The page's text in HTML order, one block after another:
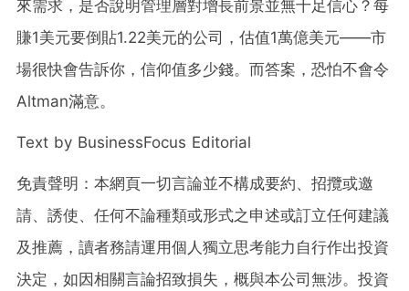
來需求，是否說明管理層對增長前景並無十足信心？每
賺1美元要倒貼1.22美元的公司，估值1萬億美元——市
場很快會告訴你，信仰值多少錢。而答案，恐怕不會令
Altman滿意。
Text by BusinessFocus Editorial
免責聲明：本網頁一切言論並不構成要約、招攬或邀
請、誘使、任何不論種類或形式之申述或訂立任何建議
及推薦，讀者務請運用個人獨立思考能力自行作出投資
決定，如因相關言論招致損失，概與本公司無涉。投資